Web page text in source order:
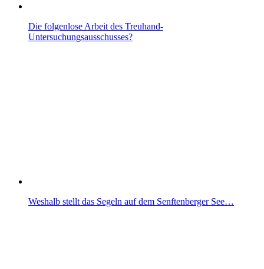
Die folgenlose Arbeit des Treuhand-
Untersuchungsausschusses?
Weshalb stellt das Segeln auf dem Senftenberger See…